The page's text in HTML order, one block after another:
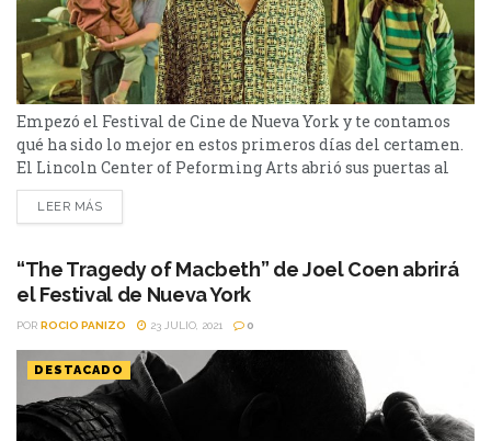
Empezó el Festival de Cine de Nueva York y te contamos
qué ha sido lo mejor en estos primeros días del certamen.
El Lincoln Center of Peforming Arts abrió sus puertas al
público el viernes pasado para comenzar la edición
número 60 del Festival de Cine de Nueva York. La selección
LEER MÁS
“The Tragedy of Macbeth” de Joel Coen abrirá
el Festival de Nueva York
POR ROCIO PANIZO 23 JULIO, 2021 0
DESTACADO